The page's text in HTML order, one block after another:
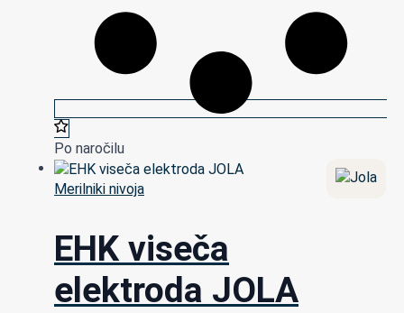
Po naročilu
Merilniki nivoja
EHK viseča
elektroda JOLA